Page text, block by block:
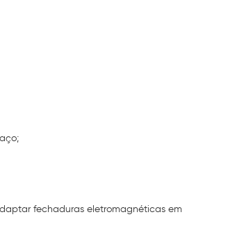
fechaduras eletromagnéticas em